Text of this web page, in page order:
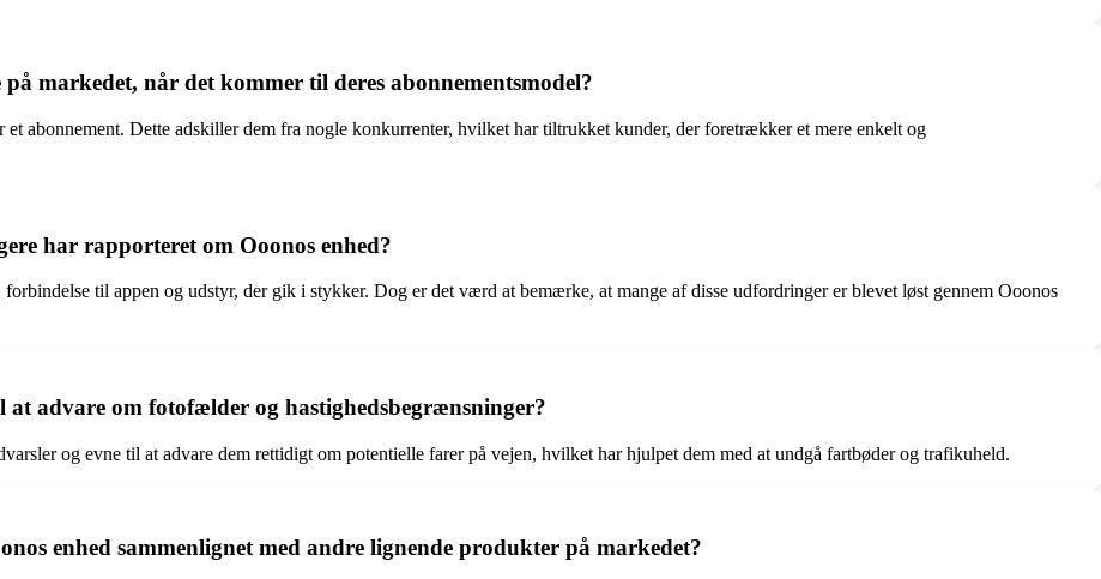
markedet, når det kommer til deres abonnementsmodel?
abonnement. Dette adskiller dem fra nogle konkurrenter, hvilket har tiltrukket kunder, der foretrækker et mere enkelt og
har rapporteret om Ooonos enhed?
til appen og udstyr, der gik i stykker. Dog er det værd at bemærke, at mange af disse udfordringer er blevet løst gennem Ooonos
advare om fotofælder og hastighedsbegrænsninger?
og evne til at advare dem rettidigt om potentielle farer på vejen, hvilket har hjulpet dem med at undgå fartbøder og trafikuheld.
enhed sammenlignet med andre lignende produkter på markedet?